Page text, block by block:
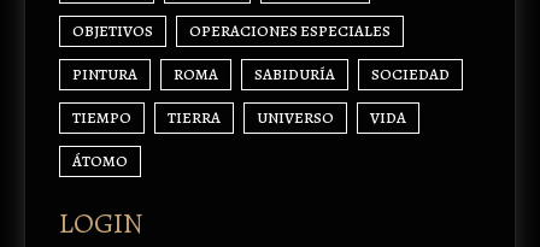
OBJETIVOS OPERACIONES ESPECIALES
PINTURA ROMA SABIDURÍA SOCIEDAD
TIEMPO TIERRA UNIVERSO VIDA
ÁTOMO
LOGIN